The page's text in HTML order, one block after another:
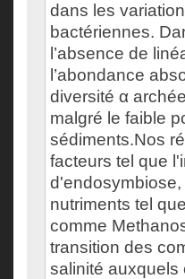
dans les
bactériennes.
l’absence de
l’abondance
diversité α
malgré le faible
sédiments.Nos
facteurs tel que
nutriments tel
comme
transition des
salinité auxquels